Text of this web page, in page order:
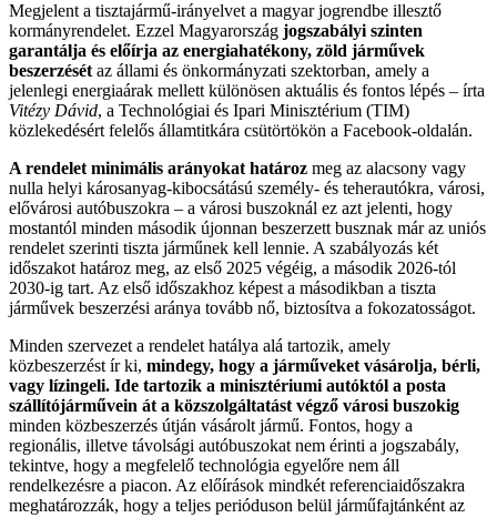
Megjelent a tisztajármű-irányelvet a magyar jogrendbe illesztő
kormányrendelet. Ezzel Magyarország jogszabályi szinten
garantálja és előírja az energiahatékony, zöld járművek
beszerzését az állami és önkormányzati szektorban, amely a
jelenlegi energiaárak mellett különösen aktuális és fontos lépés – írta
Vitézy Dávid, a Technológiai és Ipari Minisztérium (TIM)
közlekedésért felelős államtitkára csütörtökön a Facebook-oldalán.
A rendelet minimális arányokat határoz meg az alacsony vagy
nulla helyi károsanyag-kibocsátású személy- és teherautókra, városi,
elővárosi autóbuszokra – a városi buszoknál ez azt jelenti, hogy
mostantól minden második újonnan beszerzett busznak már az uniós
rendelet szerinti tiszta járműnek kell lennie. A szabályozás két
időszakot határoz meg, az első 2025 végéig, a második 2026-tól
2030-ig tart. Az első időszakhoz képest a másodikban a tiszta
járművek beszerzési aránya tovább nő, biztosítva a fokozatosságot.
Minden szervezet a rendelet hatálya alá tartozik, amely
közbeszerzést ír ki, mindegy, hogy a járműveket vásárolja, bérli,
vagy lízingeli. Ide tartozik a minisztériumi autóktól a posta
szállítójárművein át a közszolgáltatást végző városi buszokig
minden közbeszerzés útján vásárolt jármű. Fontos, hogy a
regionális, illetve távolsági autóbuszokat nem érinti a jogszabály,
tekintve, hogy a megfelelő technológia egyelőre nem áll
rendelkezésre a piacon. Az előírások mindkét referenciaidőszakra
meghatározzák, hogy a teljes perióduson belül járműfajtánként az